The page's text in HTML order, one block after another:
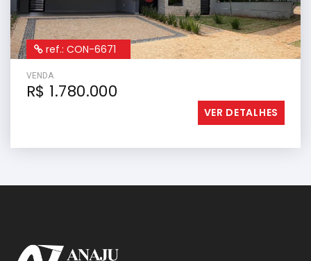
ref.: CON-6671
VENDA
R$ 1.780.000
VER DETALHES